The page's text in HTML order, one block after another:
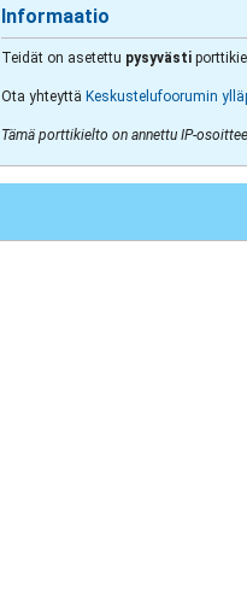
Informaatio
Teidät on asetettu pysyvästi
Ota yhteyttä Keskustelufoorumin
Tämä porttikielto on annettu IP-